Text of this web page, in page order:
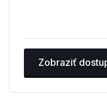
Zobraziť